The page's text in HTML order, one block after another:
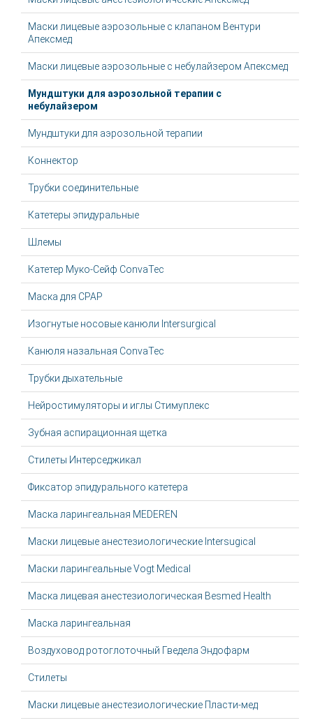
Маски лицевые аэрозольные с клапаном Вентури
Апексмед
Маски лицевые аэрозольные с небулайзером Апексмед
Мундштуки для аэрозольной терапии с
небулайзером
Мундштуки для аэрозольной терапии
Коннектор
Трубки соединительные
Катетеры эпидуральные
Шлемы
Катетер Муко-Сейф ConvaTec
Маска для СРАР
Изогнутые носовые канюли Intersurgical
Канюля назальная ConvaTec
Трубки дыхательные
Нейростимуляторы и иглы Стимуплекс
Зубная аспирационная щетка
Стилеты Интерседжикал
Фиксатор эпидурального катетера
Маска ларингеальная MEDEREN
Маски лицевые анестезиологические Intersugical
Маски ларингеальные Vogt Medical
Маска лицевая анестезиологическая Besmed Health
Маска ларингеальная
Воздуховод ротоглоточный Гведела Эндофарм
Стилеты
Маски лицевые анестезиологические Пласти-мед